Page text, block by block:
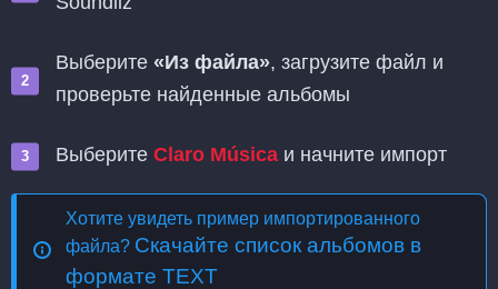
Выберите «Из файла», загрузите файл и
проверьте найденные альбомы
Выберите Claro Música и начните импорт
Хотите увидеть пример импортированного
файла? Скачайте список альбомов в
формате TEXT